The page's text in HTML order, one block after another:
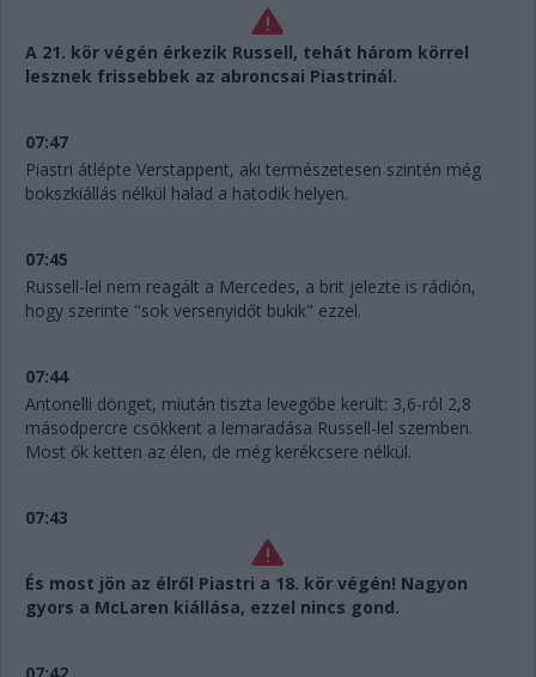
A 21. kör végén érkezik Russell, tehát három körrel
lesznek frissebbek az abroncsai Piastrinál.
07:47
Piastri átlépte Verstappent, aki természetesen szintén még
bokszkiállás nélkül halad a hatodik helyen.
07:45
Russell-lel nem reagált a Mercedes, a brit jelezte is rádión,
hogy szerinte "sok versenyidőt bukik" ezzel.
07:44
Antonelli dönget, miután tiszta levegőbe került: 3,6-ról 2,8
másodpercre csökkent a lemaradása Russell-lel szemben.
Most ők ketten az élen, de még kerékcsere nélkül.
07:43
És most jön az élről Piastri a 18. kör végén! Nagyon
gyors a McLaren kiállása, ezzel nincs gond.